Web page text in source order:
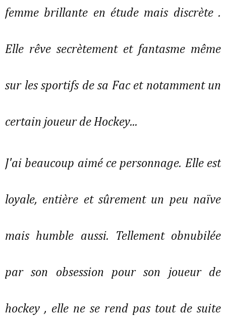
femme brillante en étude mais discrète .
Elle rêve secrètement et fantasme même
sur les sportifs de sa Fac et notamment un
certain joueur de Hockey...
J'ai beaucoup aimé ce personnage. Elle est
loyale, entière et sûrement un peu naïve
mais humble aussi. Tellement obnubilée
par son obsession pour son joueur de
hockey , elle ne se rend pas tout de suite